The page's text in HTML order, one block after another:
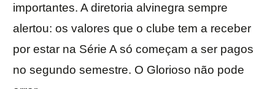
importantes. A diretoria alvinegra sempre
alertou: os valores que o clube tem a receber
por estar na Série A só começam a ser pagos
no segundo semestre. O Glorioso não pode